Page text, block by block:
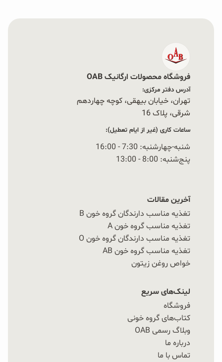
فروشگاه محصولات ارگانیک OAB
آدرس دفتر مرکزی:
تهران، خیابان بیهقی، کوچه چهاردهم
شرقی، پلاک 16‭
ساعات کاری (غیر از ایام تعطیل):
شنبه-چهارشنبه: 7:30 - 16:00
پنج‌شنبه: 8:00 - 13:00
آخرین مقالات
تغذیه مناسب دارندگان گروه خون B
تغذیه مناسب گروه خون A
تغذیه مناسب دارندگان گروه خون O
تغذیه مناسب گروه خون AB
خواص روغن زیتون
لینک‌های سریع
فروشگاه
کتاب‌های گروه خونی
وبلاگ رسمی OAB
درباره ما
تماس با ما